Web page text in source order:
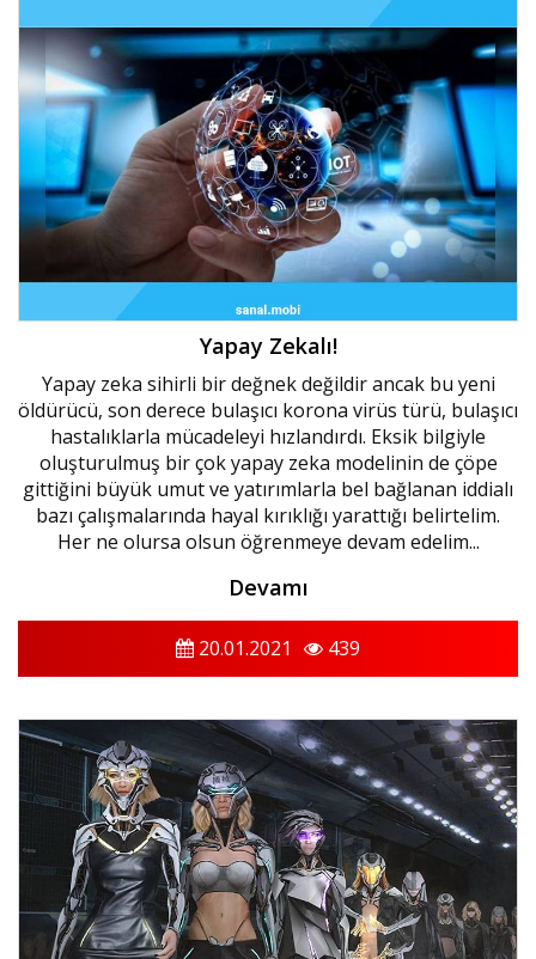
Yapay Zekalı!
Yapay zeka sihirli bir değnek değildir ancak bu yeni
öldürücü, son derece bulaşıcı korona virüs türü, bulaşıcı
hastalıklarla mücadeleyi hızlandırdı. Eksik bilgiyle
oluşturulmuş bir çok yapay zeka modelinin de çöpe
gittiğini büyük umut ve yatırımlarla bel bağlanan iddialı
bazı çalışmalarında hayal kırıklığı yarattığı belirtelim.
Her ne olursa olsun öğrenmeye devam edelim...
Devamı
20.01.2021 439